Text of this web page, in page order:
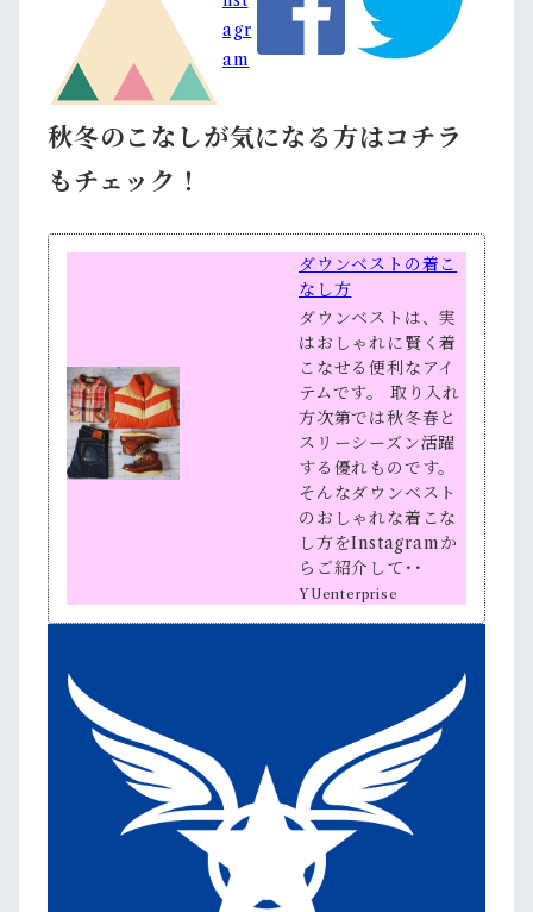
秋冬のこなしが気になる方はコチラ
もチェック！
ダウンベストの着こ
なし方
ダウンベストは、実
はおしゃれに賢く着
こなせる便利なアイ
テムです。 取り入れ
方次第では秋冬春と
スリーシーズン活躍
する優れものです。
そんなダウンベスト
のおしゃれな着こな
し方をInstagramか
らご紹介して･･
YUenterprise